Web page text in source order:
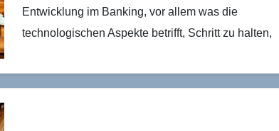
Entwicklung im Banking, vor allem was die
technologischen Aspekte betrifft, Schritt zu halten,